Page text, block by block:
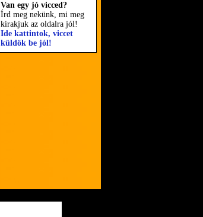
Van egy jó vicced?
Írd meg nekünk, mi meg
kirakjuk az oldalra jól!
Ide kattintok, viccet
küldök be jól!